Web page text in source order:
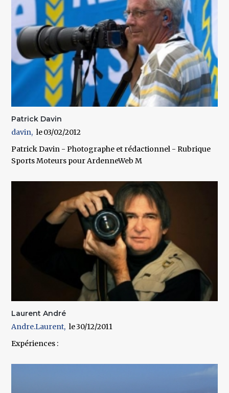
Patrick Davin
davin
03/02/2012
Patrick Davin - Photographe et rédactionnel - Rubrique
Sports Moteurs pour ArdenneWeb M
Laurent André
Andre.Laurent
30/12/2011
Expériences :